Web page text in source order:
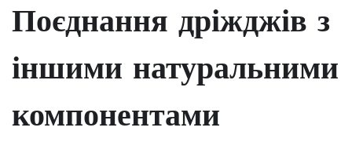
Поєднання дріжджів з
іншими натуральними
компонентами